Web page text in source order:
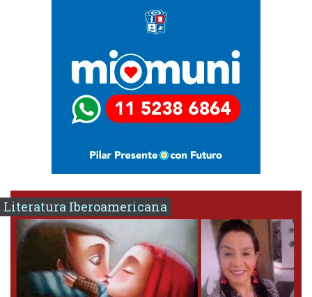
Literatura Iberoamericana